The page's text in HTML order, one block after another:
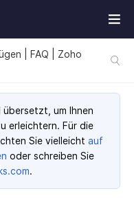
| FAQ | Zoho
übersetzt, um Ihnen
erleichtern. Für die
Sie vielleicht auf
oder schreiben Sie
.